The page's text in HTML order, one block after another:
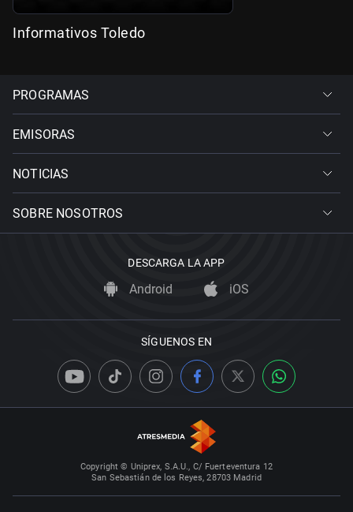
Informativos Toledo
PROGRAMAS
EMISORAS
NOTICIAS
SOBRE NOSOTROS
DESCARGA LA APP
Android iOS
SÍGUENOS EN
Copyright © Uniprex, S.A.U., C/ Fuerteventura 12
San Sebastián de los Reyes, 28703 Madrid